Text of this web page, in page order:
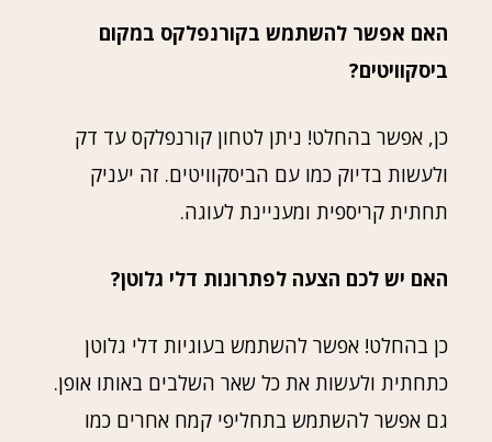
האם אפשר להשתמש בקורנפלקס במקום
ביסקוויטים?
כן, אפשר בהחלט! ניתן לטחון קורנפלקס עד דק
ולעשות בדיוק כמו עם הביסקוויטים. זה יעניק
תחתית קריספית ומעניינת לעוגה.
האם יש לכם הצעה לפתרונות דלי גלוטן?
כן בהחלט! אפשר להשתמש בעוגיות דלי גלוטן
כתחתית ולעשות את כל שאר השלבים באותו אופן.
גם אפשר להשתמש בתחליפי קמח אחרים כמו